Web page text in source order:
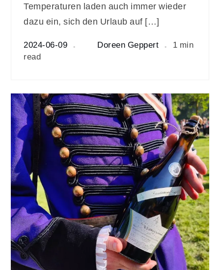
Temperaturen laden auch immer wieder
dazu ein, sich den Urlaub auf […]
2024-06-09 Doreen Geppert
1 min
read